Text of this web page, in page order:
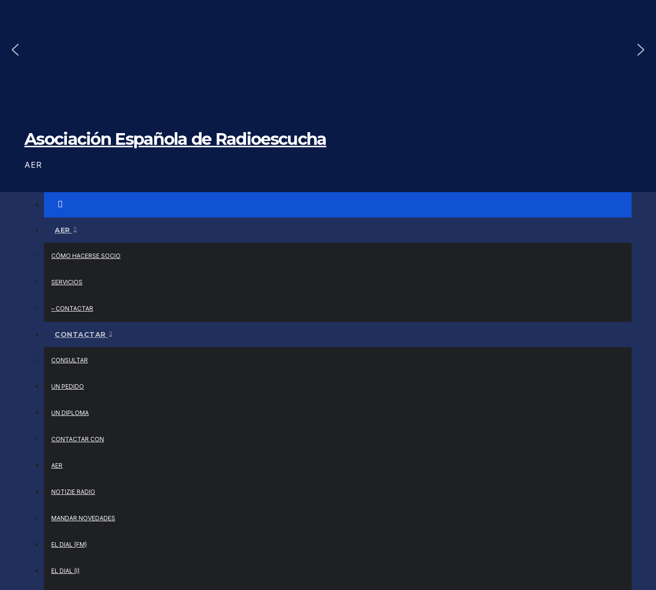
Asociación Española de Radioescucha
AER
AER
CÓMO HACERSE SOCIO
SERVICIOS
– CONTACTAR
CONTACTAR
CONSULTAR
UN PEDIDO
UN DIPLOMA
CONTACTAR CON
AER
NOTIZIE RADIO
MANDAR NOVEDADES
EL DIAL (FM)
EL DIAL (I)